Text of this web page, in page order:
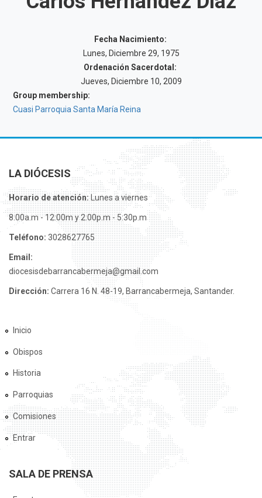
Fecha Nacimiento:
Lunes, Diciembre 29, 1975
Ordenación Sacerdotal:
Jueves, Diciembre 10, 2009
Group membership:
Cuasi Parroquia Santa María Reina
LA DIÓCESIS
Horario de atención:Lunes a viernes
8:00a.m - 12:00m y 2:00p.m - 5:30p.m
Teléfono: 3028627765
Email:
diocesisdebarrancabermeja@gmail.com
Dirección: Carrera 16 N. 48-19, Barrancabermeja, Santander.
Inicio
Obispos
Historia
Parroquias
Comisiones
Entrar
SALA DE PRENSA